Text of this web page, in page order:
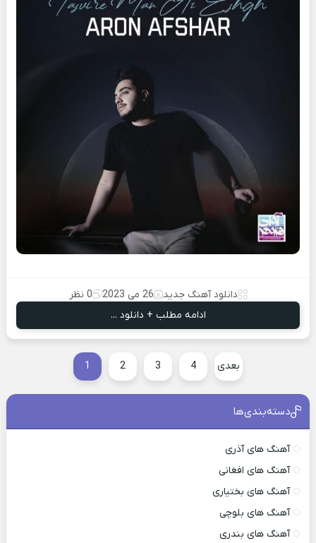
دانلود آهنگ جدید 26 می 2023
0 نظر
ادامه مطلب + دانلود ...
1 2 3 4 بعدی
دسته‌بندی‌ها
آهنگ های آذری
آهنگ های افغانی
آهنگ های بختیاری
آهنگ های بلوچی
آهنگ های بندری